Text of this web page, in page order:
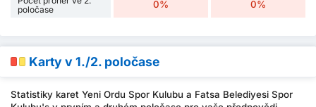
poločase
0% 0%
Karty v 1./2. poločase
Statistiky karet Yeni Ordu Spor Kulubu a Fatsa Belediyesi Spor